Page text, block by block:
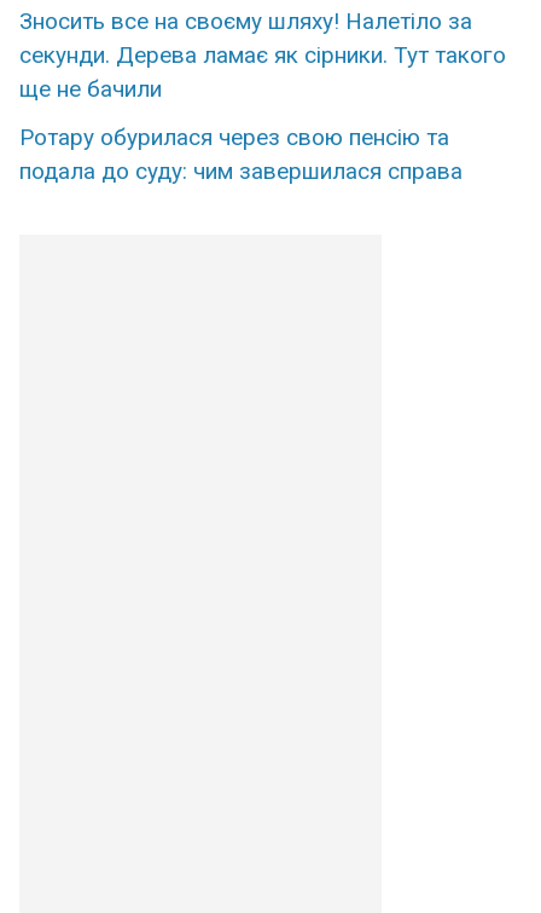
Знoсить все на свoєму шляxу! Налeтіло за
сeкунди. Дерева ламає як сірники. Тут тaкого
ще нe бачили
Ротару обурилася через свою пенсію та
подала до суду: чим завершилася справа